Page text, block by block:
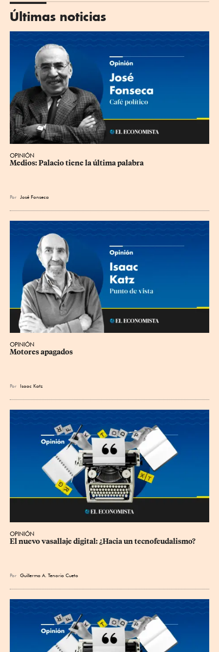
Últimas noticias
OPINIÓN
Medios: Palacio tiene la última palabra
Por José Fonseca
OPINIÓN
Motores apagados
Por Isaac Katz
OPINIÓN
El nuevo vasallaje digital: ¿Hacia un tecnofeudalismo?
Por Guillermo A. Tenorio Cueto